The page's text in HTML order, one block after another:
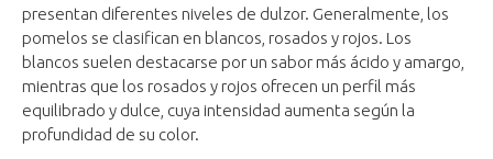
presentan diferentes niveles de dulzor. Generalmente, los
pomelos se clasifican en blancos, rosados y rojos. Los
blancos suelen destacarse por un sabor más ácido y amargo,
mientras que los rosados y rojos ofrecen un perfil más
equilibrado y dulce, cuya intensidad aumenta según la
profundidad de su color.